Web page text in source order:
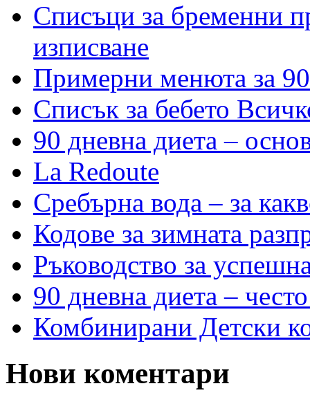
Списъци за бременни
изписване
Примерни менюта за 90
Списък за бебето
90 дневна диета –
La Redoute
Сребърна вода – за
Кодове за зимната
Ръководство за
90 дневна диета –
Комбинирани Детски
Нови коментари